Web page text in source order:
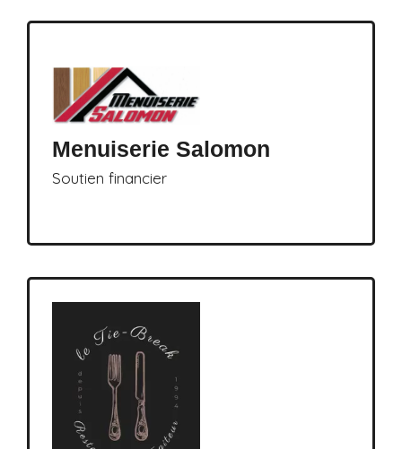
Menuiserie Salomon
Soutien financier